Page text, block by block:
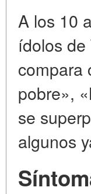
A los 10
ídolos
compara
pobre»,
se
algunos